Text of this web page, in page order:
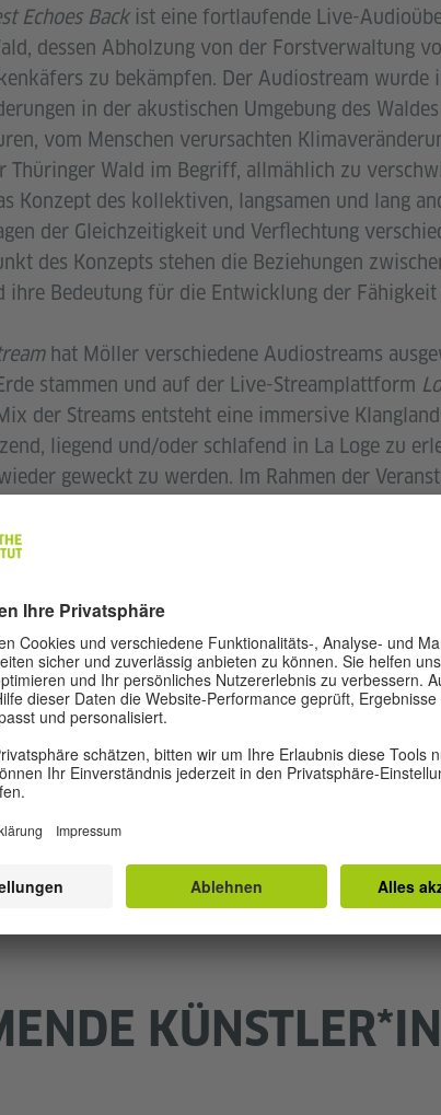
Echoes Backist eine fortlaufende Live-
dessen Abholzung von der Forstverwaltung
zu bekämpfen. Der Audiostream wurde
in der akustischen Umgebung des
vom Menschen verursachten
Thüringer Wald im Begriff, allmählich zu
Konzept des kollektiven, langsamen und lang
der Gleichzeitigkeit und Verflechtung
des Konzepts stehen die Beziehungen
ihre Bedeutung für die Entwicklung der Fähigkeit
hat Möller verschiedene Audiostreams
stammen und auf der Live-Streamplattform
der Streams entsteht eine immersive
liegend und/oder schlafend in La Loge zu
geweckt zu werden. Im Rahmen der
auf den Kontext und das Thema reagieren.
des Zuhörens als Praxis, Methode und
als eine polyphone Form des Teilens und
konstitutiven Prozess , der unsere
prägt –, möchten wir zu einer
Wir laden dazu ein, Zuhören nicht als
Verantwortlichkeiten und Formen der
wird so zu einer politischen Geste: einer
wir gemeinsam die Welt bewohnen, vielfältige
und Sprechweisen widersetzen können.